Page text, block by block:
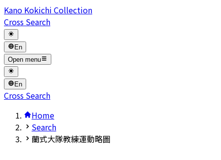
Kano Kokichi Collection
Cross Search
En
Open menu
En
Cross Search
Home
Search
蘭式大隊教練運動略圖